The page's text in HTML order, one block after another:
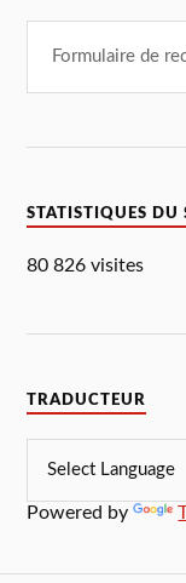
STATISTIQUES DU
80 826 visites
TRADUCTEUR
Powered by